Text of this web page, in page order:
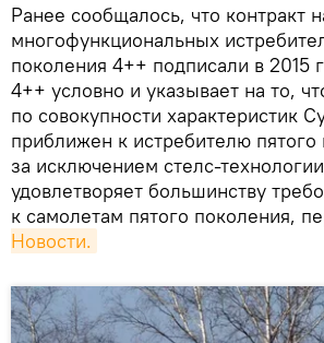
Ранее сообщалось, что контракт
многофункциональных
поколения 4++ подписали в 2015
4++ условно и указывает на то,
по совокупности характеристик
приближен к истребителю пятого
за исключением стелс-
удовлетворяет большинству
к самолетам пятого поколения,
Новости.